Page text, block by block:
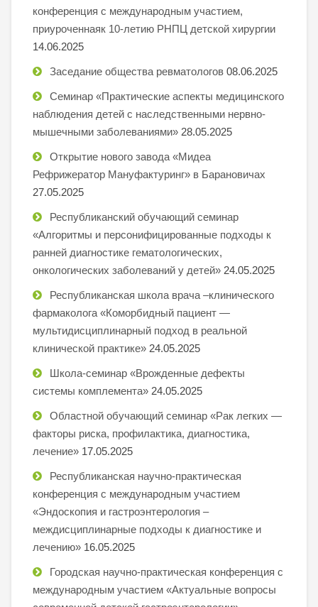
конференция с международным участием,
приуроченнаяк 10-летию РНПЦ детской хирургии
14.06.2025
Заседание общества ревматологов 08.06.2025
Семинар «Практические аспекты медицинского
наблюдения детей с наследственными нервно-
мышечными заболеваниями» 28.05.2025
Открытие нового завода «Мидеа
Рефрижератор Мануфактуринг» в Барановичах
27.05.2025
Республиканский обучающий семинар
«Алгоритмы и персонифицированные подходы к
ранней диагностике гематологических,
онкологических заболеваний у детей» 24.05.2025
Республиканская школа врача –клинического
фармаколога «Коморбидный пациент —
мультидисциплинарный подход в реальной
клинической практике» 24.05.2025
Школа-семинар «Врожденные дефекты
системы комплемента» 24.05.2025
Областной обучающий семинар «Рак легких —
факторы риска, профилактика, диагностика,
лечение» 17.05.2025
Республиканская научно-практическая
конференция с международным участием
«Эндоскопия и гастроэнтерология –
междисциплинарные подходы к диагностике и
лечению» 16.05.2025
Городская научно-практическая конференция с
международным участием «Актуальные вопросы